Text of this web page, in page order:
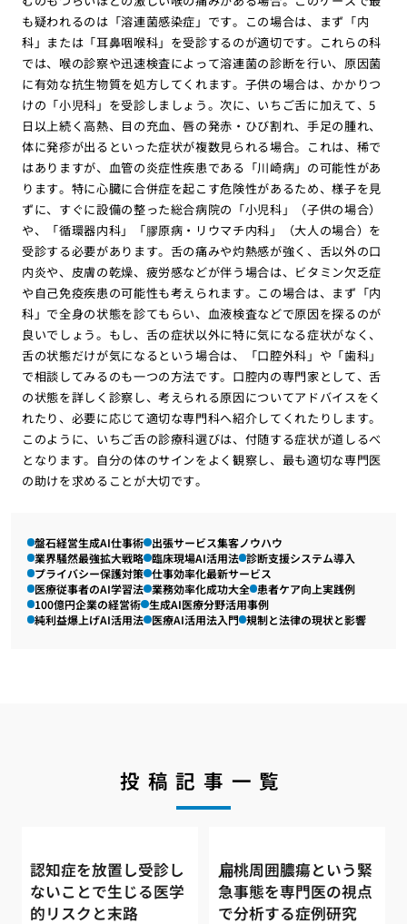
も疑われるのは「溶連菌感染症」です。この場合は、まず「内
科」または「耳鼻咽喉科」を受診するのが適切です。これらの科
では、喉の診察や迅速検査によって溶連菌の診断を行い、原因菌
に有効な抗生物質を処方してくれます。子供の場合は、かかりつ
けの「小児科」を受診しましょう。次に、いちご舌に加えて、5
日以上続く高熱、目の充血、唇の発赤・ひび割れ、手足の腫れ、
体に発疹が出るといった症状が複数見られる場合。これは、稀で
はありますが、血管の炎症性疾患である「川崎病」の可能性があ
ります。特に心臓に合併症を起こす危険性があるため、様子を見
ずに、すぐに設備の整った総合病院の「小児科」（子供の場合）
や、「循環器内科」「膠原病・リウマチ内科」（大人の場合）を
受診する必要があります。舌の痛みや灼熱感が強く、舌以外の口
内炎や、皮膚の乾燥、疲労感などが伴う場合は、ビタミン欠乏症
や自己免疫疾患の可能性も考えられます。この場合は、まず「内
科」で全身の状態を診てもらい、血液検査などで原因を探るのが
良いでしょう。もし、舌の症状以外に特に気になる症状がなく、
舌の状態だけが気になるという場合は、「口腔外科」や「歯科」
で相談してみるのも一つの方法です。口腔内の専門家として、舌
の状態を詳しく診察し、考えられる原因についてアドバイスをく
れたり、必要に応じて適切な専門科へ紹介してくれたりします。
このように、いちご舌の診療科選びは、付随する症状が道しるべ
となります。自分の体のサインをよく観察し、最も適切な専門医
の助けを求めることが大切です。
盤石経営生成AI仕事術 出張サービス集客ノウハウ
業界騒然最強拡大戦略 臨床現場AI活用法 診断支援システム導入
プライバシー保護対策 仕事効率化最新サービス
医療従事者のAI学習法 業務効率化成功大全 患者ケア向上実践例
100億円企業の経営術 生成AI医療分野活用事例
純利益爆上げAI活用法 医療AI活用法入門 規制と法律の現状と影響
投稿記事一覧
認知症を放置し受診し
ないことで生じる医学
的リスクと末路
扁桃周囲膿瘍という緊
急事態を専門医の視点
で分析する症例研究